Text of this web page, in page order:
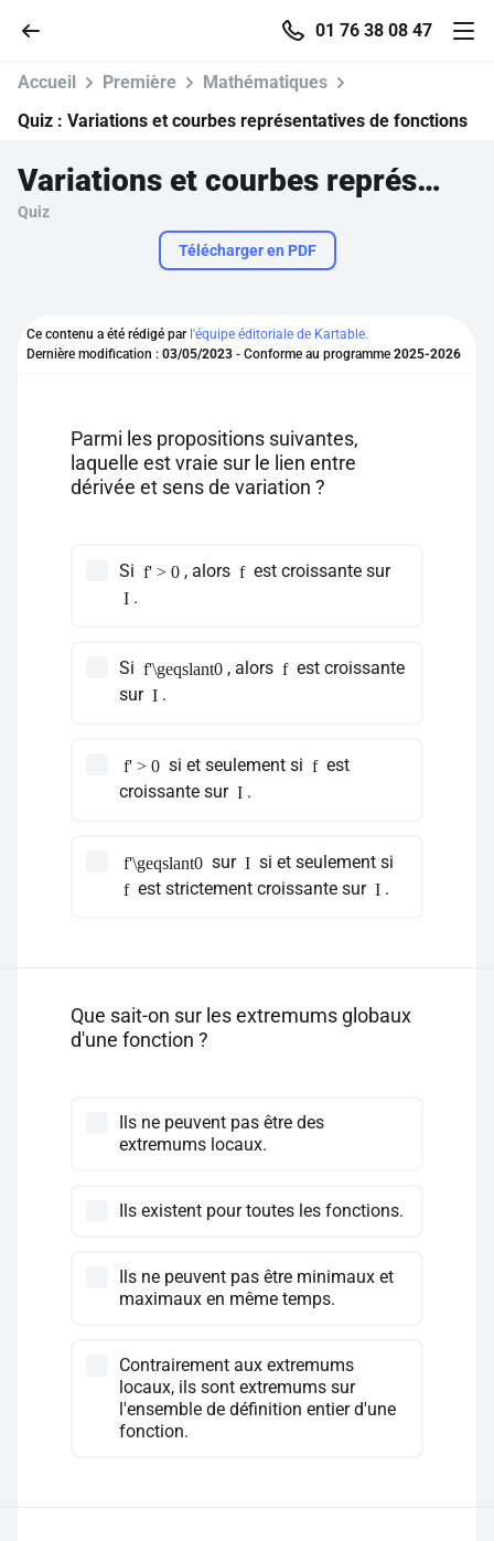
01 76 38 08 47
Accueil
Se connecter
S'inscrire gratuitement
Pour profiter de 10 contenus offerts.
Accueil Première
Mathématiques
Quiz : Variations et courbes représentatives de fonctions
Variations et courbes représentatives de fonctions
Quiz
Télécharger en PDF
Ce contenu a été rédigé par l'équipe éditoriale de Kartable.
Dernière modification : 03/05/2023 - Conforme au programme 2025-2026
Parmi les propositions suivantes,
laquelle est vraie sur le lien entre
dérivée et sens de variation ?
Si f' > 0 , alors f est croissante sur
I .
Si f'\geqslant0 , alors f est croissante
sur I .
f' > 0 si et seulement si f est
croissante sur I .
f'\geqslant0 sur I si et seulement si
f est strictement croissante sur I .
Que sait-on sur les extremums globaux
d'une fonction ?
Ils ne peuvent pas être des
extremums locaux.
Ils existent pour toutes les fonctions.
Ils ne peuvent pas être minimaux et
maximaux en même temps.
Contrairement aux extremums
locaux, ils sont extremums sur
l'ensemble de définition entier d'une
fonction.